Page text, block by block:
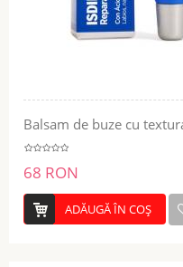
Balsam de buze cu
68 RON
ADĂUGĂ ÎN COŞ